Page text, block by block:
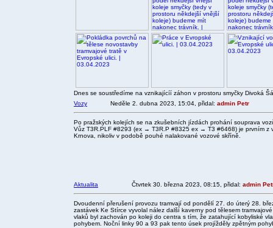
Dnes se soustředíme na vznikajícíí záhon v prostoru smyčky Divoká
Vozy
Neděle 2. dubna 2023, 15:04, přidal: admin Petr
Po pražských kolejích se na zkušebních jízdách prohání souprava
Vůz T3R.PLF #8293 (ex → T3R.P #8325 ex → T3 #6468) je prvním z
Krnova, nikoliv v podobě pouhé nalakované vozové skříně.
Aktualita Čtvrtek 30. března 2023, 08:15, přidal: admin
Dvoudenní přerušení provozu tramvají od pondělí 27. do úterý 28.
zastávek Ke Stírce vyvolal nález další kaverny pod tělesem
vlaků byl zachován po koleji do centra s tím, že zatahující kobyliské
pohybem. Noční linky 90 a 93 pak tento úsek projížděly zpětným